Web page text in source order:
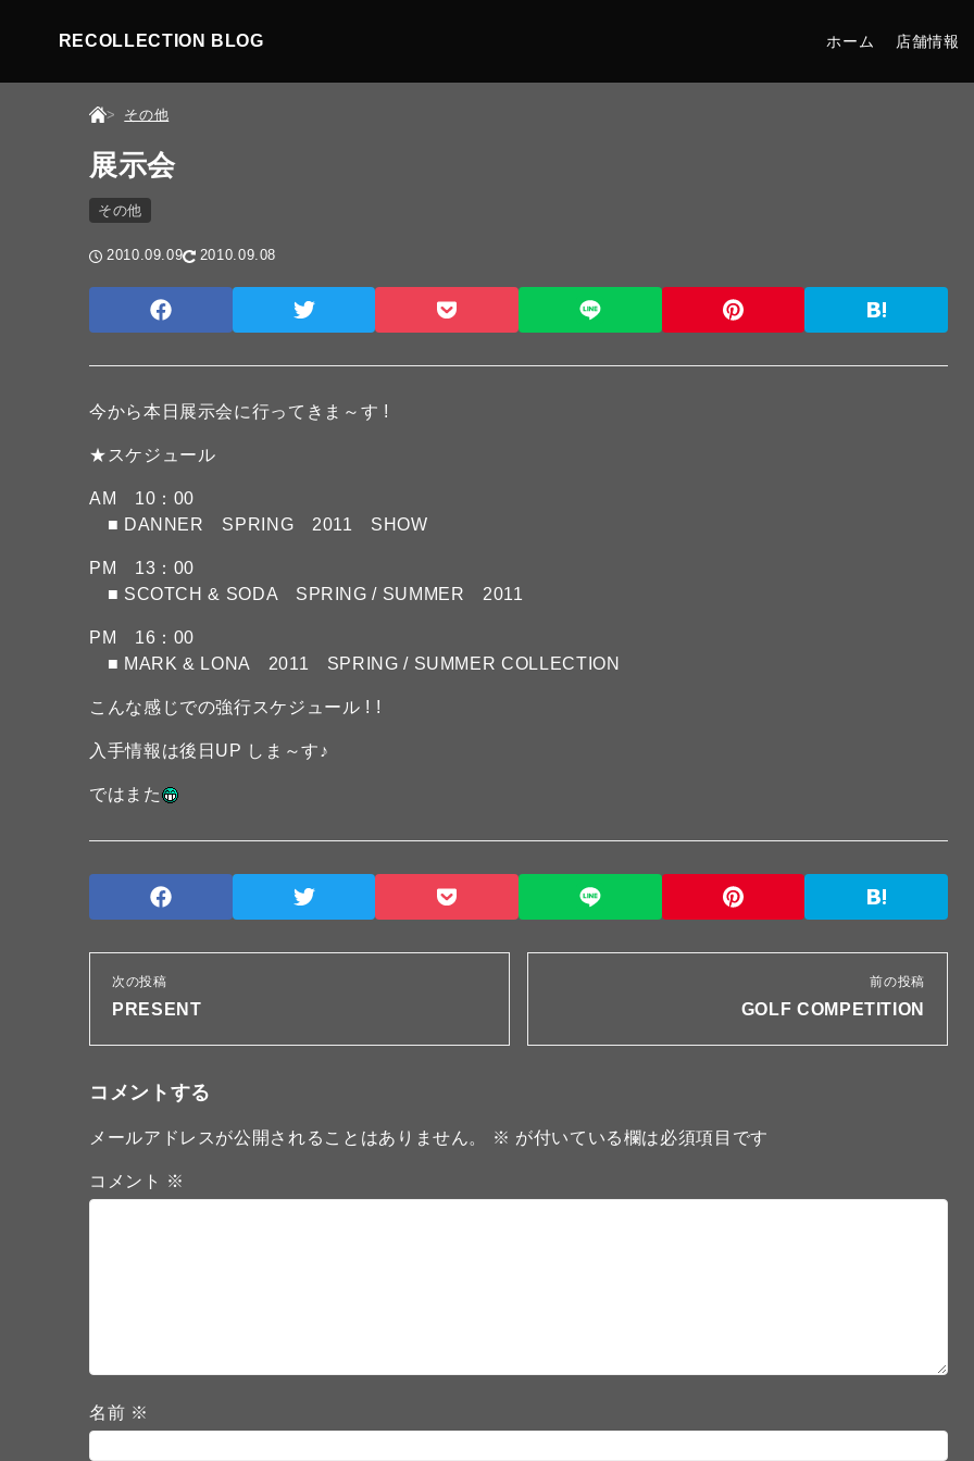
RECOLLECTION BLOG ホーム 店舗情報
その他
展示会
その他
2010.09.09 2010.09.08
今から本日展示会に行ってきま～す !
★スケジュール
AM 10：00
■ DANNER SPRING 2011 SHOW
PM 13：00
■ SCOTCH & SODA SPRING / SUMMER 2011
PM 16：00
■ MARK & LONA 2011 SPRING / SUMMER COLLECTION
こんな感じでの強行スケジュール ! !
入手情報は後日UP しま～す♪
ではまた
次の投稿
PRESENT
前の投稿
GOLF COMPETITION
コメントする
メールアドレスが公開されることはありません。 ※ が付いている欄は必須項目です
コメント ※
名前 ※